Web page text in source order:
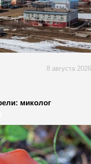
8 августа 2026
миколог